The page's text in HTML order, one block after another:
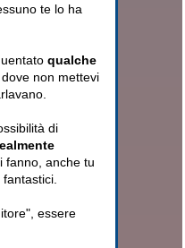
te lo ha
qualche
, dove non mettevi
di
fanno, anche tu
essere